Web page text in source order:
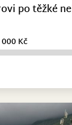
po těžké
Kč